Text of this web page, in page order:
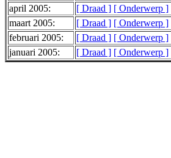
april 2005:
[ Draad ] [ Onderwerp ]
maart 2005:
[ Draad ] [ Onderwerp ]
februari 2005:
[ Draad ] [ Onderwerp ]
januari 2005:
[ Draad ] [ Onderwerp ]